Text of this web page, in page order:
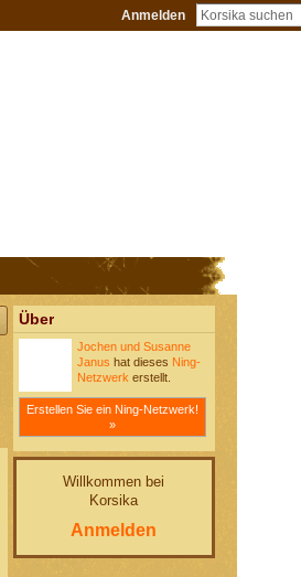
Anmelden
Über
Jochen und Susanne
Janus hat dieses Ning-
Netzwerk erstellt.
Erstellen Sie ein Ning-Netzwerk!
»
Willkommen bei
Korsika
Anmelden